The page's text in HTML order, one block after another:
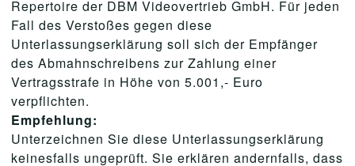
Repertoire der DBM Videovertrieb GmbH. Für jeden
Fall des Verstoßes gegen diese
Unterlassungserklärung soll sich der Empfänger
des Abmahnschreibens zur Zahlung einer
Vertragsstrafe in Höhe von 5.001,- Euro
verpflichten.
Empfehlung:
Unterzeichnen Sie diese Unterlassungserklärung
keinesfalls ungeprüft. Sie erklären andernfalls, dass